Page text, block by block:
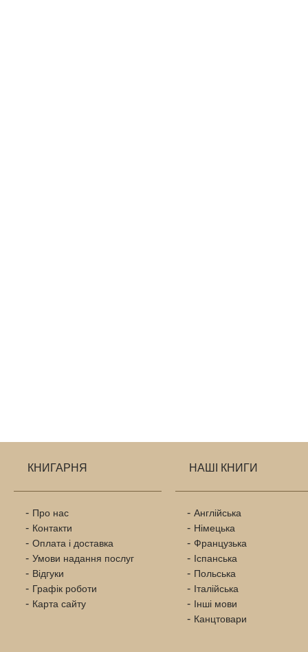
КНИГАРНЯ
Про нас
Контакти
Оплата і доставка
Умови надання послуг
Відгуки
Графік роботи
Карта сайту
НАШІ КНИГИ
Англійська
Німецька
Французька
Іспанська
Польська
Італійська
Інші мови
Канцтовари